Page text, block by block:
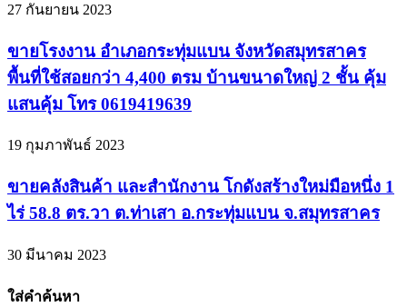
27 กันยายน 2023
ขายโรงงาน อำเภอกระทุ่มแบน จังหวัดสมุทรสาคร
พื้นที่ใช้สอยกว่า 4,400 ตรม บ้านขนาดใหญ่ 2 ชั้น คุ้ม
แสนคุ้ม โทร 0619419639
19 กุมภาพันธ์ 2023
ขายคลังสินค้า และสำนักงาน โกดังสร้างใหม่มือหนึ่ง 1
ไร่ 58.8 ตร.วา ต.ท่าเสา อ.กระทุ่มแบน จ.สมุทรสาคร
30 มีนาคม 2023
ใส่คำค้นหา